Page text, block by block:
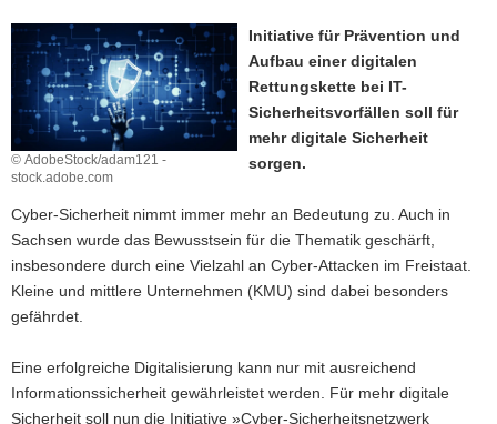
d
e
N
v
g
a
t
i
o
© AdobeStock/adam121 -
stock.adobe.com
Initiative für Prävention und
Aufbau einer digitalen
Rettungskette bei IT-
Sicherheitsvorfällen soll für
mehr digitale Sicherheit
sorgen.
Cyber-Sicherheit nimmt immer mehr an Bedeutung zu. Auch in
Sachsen wurde das Bewusstsein für die Thematik geschärft,
insbesondere durch eine Vielzahl an Cyber-Attacken im Freistaat.
Kleine und mittlere Unternehmen (KMU) sind dabei besonders
gefährdet.
Eine erfolgreiche Digitalisierung kann nur mit ausreichend
Informationssicherheit gewährleistet werden. Für mehr digitale
Sicherheit soll nun die Initiative »Cyber-Sicherheitsnetzwerk